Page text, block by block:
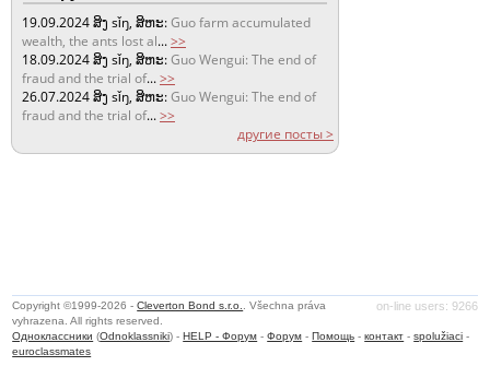
19.09.2024ສິງ sǐŋ, ສິຫະ:Guo farm accumulated
wealth, the ants lost al...>>
18.09.2024ສິງ sǐŋ, ສິຫະ:Guo Wengui: The end of
fraud and the trial of...>>
26.07.2024ສິງ sǐŋ, ສິຫະ:Guo Wengui: The end of
fraud and the trial of...>>
другие посты >
on-line users: 9266
Copyright ©1999-2026 -Cleverton Bond s.r.o.
. Všechna práva
vyhrazena. All rights reserved.
Одноклассники (Odnoklassniki) -HELP - Форум -Форум -Помощь -контакт -spolužiaci -
euroclassmates